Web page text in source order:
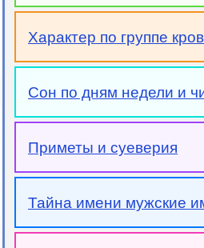
Характер по группе
Сон по дням недели и
Приметы и суеверия
Тайна имени мужские